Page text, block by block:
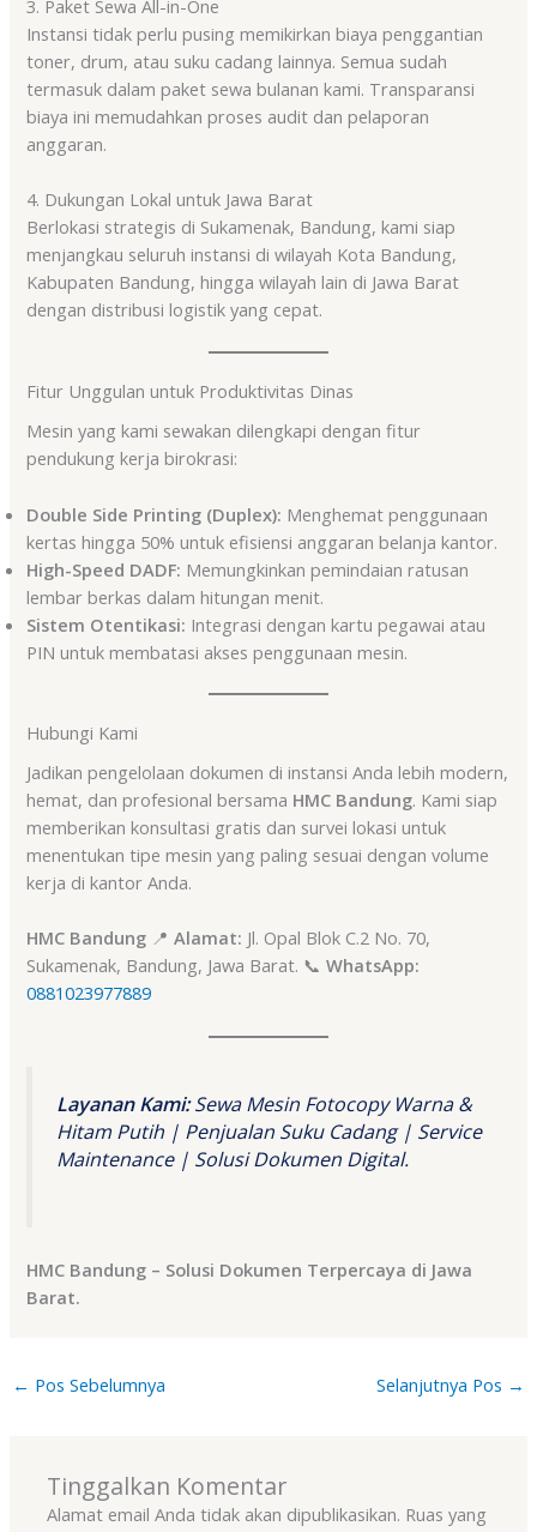
3. Paket Sewa All-in-One
Instansi tidak perlu pusing memikirkan biaya penggantian
toner, drum, atau suku cadang lainnya. Semua sudah
termasuk dalam paket sewa bulanan kami. Transparansi
biaya ini memudahkan proses audit dan pelaporan
anggaran.
4. Dukungan Lokal untuk Jawa Barat
Berlokasi strategis di Sukamenak, Bandung, kami siap
menjangkau seluruh instansi di wilayah Kota Bandung,
Kabupaten Bandung, hingga wilayah lain di Jawa Barat
dengan distribusi logistik yang cepat.
Fitur Unggulan untuk Produktivitas Dinas
Mesin yang kami sewakan dilengkapi dengan fitur
pendukung kerja birokrasi:
Double Side Printing (Duplex): Menghemat penggunaan
kertas hingga 50% untuk efisiensi anggaran belanja kantor.
High-Speed DADF: Memungkinkan pemindaian ratusan
lembar berkas dalam hitungan menit.
Sistem Otentikasi: Integrasi dengan kartu pegawai atau
PIN untuk membatasi akses penggunaan mesin.
Hubungi Kami
Jadikan pengelolaan dokumen di instansi Anda lebih modern,
hemat, dan profesional bersama HMC Bandung. Kami siap
memberikan konsultasi gratis dan survei lokasi untuk
menentukan tipe mesin yang paling sesuai dengan volume
kerja di kantor Anda.
HMC Bandung 📍Alamat: Jl. Opal Blok C.2 No. 70,
Sukamenak, Bandung, Jawa Barat. 📞WhatsApp:
0881023977889
Layanan Kami:Sewa Mesin Fotocopy Warna &
Hitam Putih | Penjualan Suku Cadang | Service
Maintenance | Solusi Dokumen Digital.
HMC Bandung – Solusi Dokumen Terpercaya di Jawa
Barat.
← Pos Sebelumnya Selanjutnya Pos →
Tinggalkan Komentar
Alamat email Anda tidak akan dipublikasikan. Ruas yang